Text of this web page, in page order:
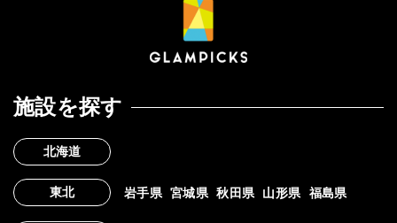
施設を探す
北海道
東北 岩手県 宮城県 秋田県 山形県 福島県